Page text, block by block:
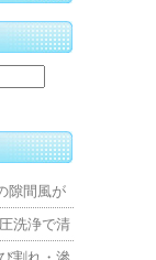
隙間風が
に交換し
洗浄で清